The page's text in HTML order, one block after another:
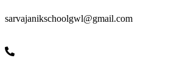
sarvajanikschoolgwl@gmail.com